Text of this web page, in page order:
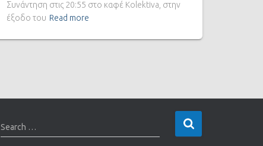
Συνάντηση στις 20:55 στο καφέ Kolektiva, στην
έξοδο του Read more
Search …